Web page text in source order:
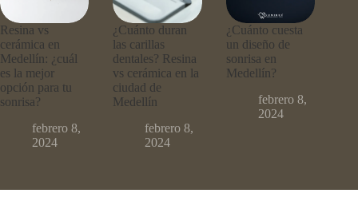
Resina vs
cerámica en
Medellín: ¿cuál
es la mejor
opción para tu
sonrisa?
febrero 8,
2024
¿Cuánto duran
las carillas
dentales? Resina
vs cerámica en la
ciudad de
Medellín
febrero 8,
2024
¿Cuánto cuesta
un diseño de
sonrisa en
Medellín?
febrero 8,
2024